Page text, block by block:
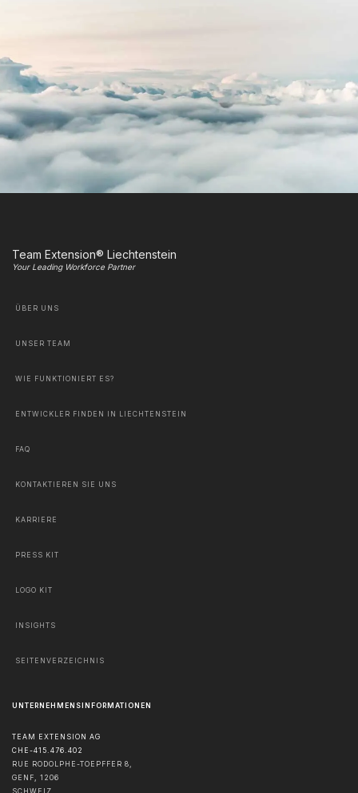
Team Extension® Liechtenstein
Your Leading Workforce Partner
ÜBER UNS
UNSER TEAM
WIE FUNKTIONIERT ES?
ENTWICKLER FINDEN IN LIECHTENSTEIN
FAQ
KONTAKTIEREN SIE UNS
KARRIERE
PRESS KIT
LOGO KIT
INSIGHTS
SEITENVERZEICHNIS
UNTERNEHMENSINFORMATIONEN
TEAM EXTENSION AG
CHE-415.476.402
RUE RODOLPHE-TOEPFFER 8,
GENF, 1206